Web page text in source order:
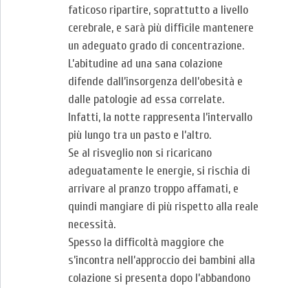
faticoso ripartire, soprattutto a livello
cerebrale, e sarà più difficile mantenere
un adeguato grado di concentrazione.
L’abitudine ad una sana colazione
difende dall’insorgenza dell’obesità e
dalle patologie ad essa correlate.
Infatti, la notte rappresenta l’intervallo
più lungo tra un pasto e l’altro.
Se al risveglio non si ricaricano
adeguatamente le energie, si rischia di
arrivare al pranzo troppo affamati, e
quindi mangiare di più rispetto alla reale
necessità.
Spesso la difficoltà maggiore che
s’incontra nell’approccio dei bambini alla
colazione si presenta dopo l’abbandono